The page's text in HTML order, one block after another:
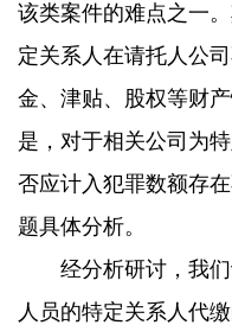
该类案件的难点之一
定关系人在请托人公
金、津贴、股权等财
是，对于相关公司为
否应计入犯罪数额存
题具体分析。
经分析研讨，我们
人员的特定关系人代